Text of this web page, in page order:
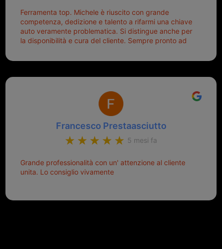
Ferramenta top. Michele è riuscito con grande
competenza, dedizione e talento a rifarmi una chiave
auto veramente problematica. Si distingue anche per
la disponibilità e cura del cliente. Sempre pronto ad
Francesco Prestaasciutto
5 mesi fa
Grande professionalità con un' attenzione al cliente
unita. Lo consiglio vivamente